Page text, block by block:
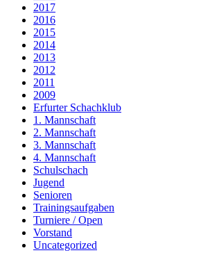
2017
2016
2015
2014
2013
2012
2011
2009
Erfurter Schachklub
1. Mannschaft
2. Mannschaft
3. Mannschaft
4. Mannschaft
Schulschach
Jugend
Senioren
Trainingsaufgaben
Turniere / Open
Vorstand
Uncategorized